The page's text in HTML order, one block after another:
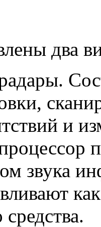
два
и
звука